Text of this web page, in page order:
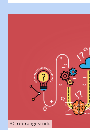
© freerangestock